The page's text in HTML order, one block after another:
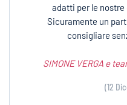
adatti per le
Sicuramente un
consigliare
SIMONE VERGA e
(12